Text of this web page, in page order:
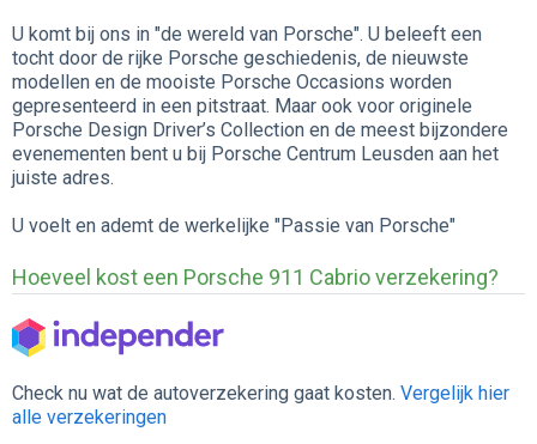
U komt bij ons in "de wereld van Porsche". U beleeft een
tocht door de rijke Porsche geschiedenis, de nieuwste
modellen en de mooiste Porsche Occasions worden
gepresenteerd in een pitstraat. Maar ook voor originele
Porsche Design Driver’s Collection en de meest bijzondere
evenementen bent u bij Porsche Centrum Leusden aan het
juiste adres.
U voelt en ademt de werkelijke "Passie van Porsche"
Hoeveel kost een Porsche 911 Cabrio verzekering?
Check nu wat de autoverzekering gaat kosten. Vergelijk hier
alle verzekeringen